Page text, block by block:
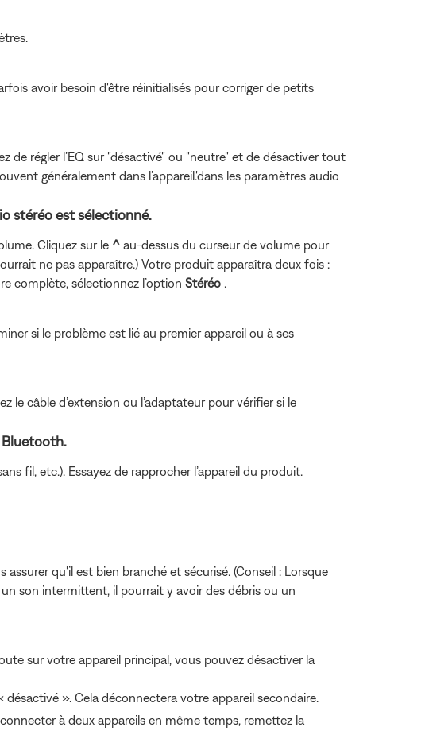
avoir besoin d'être réinitialisés pour corriger de petits
de régler l’EQ sur "désactivé" ou "neutre" et de désactiver tout
généralement dans l’appareil.'dans les paramètres audio
stéréo est sélectionné.
Cliquez sur le ^ au-dessus du curseur de volume pour
ne pas apparaître.) Votre produit apparaîtra deux fois :
complète, sélectionnez l’option Stéréo
si le problème est lié au premier appareil ou à ses
le câble d’extension ou l’adaptateur pour vérifier si le
Bluetooth.
fil, etc.). Essayez de rapprocher l’appareil du produit.
qu'il est bien branché et sécurisé. (Conseil : Lorsque
son intermittent, il pourrait y avoir des débris ou un
sur votre appareil principal, vous pouvez désactiver la
». Cela déconnectera votre appareil secondaire.
à deux appareils en même temps, remettez la